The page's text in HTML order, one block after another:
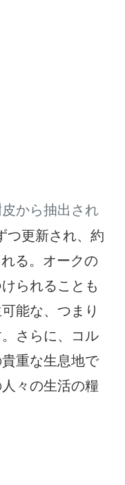
から抽出され
つ更新され、約
る。オークの
られることも
能な、つまり
さらに、コル
重な生息地で
々の生活の糧